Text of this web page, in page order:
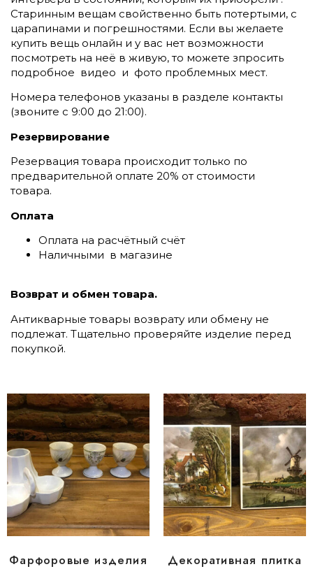
Старинным вещам свойственно быть потертыми, с
царапинами и погрешностями. Если вы желаете
купить вещь онлайн и у вас нет возможности
посмотреть на неё в живую, то можете зпросить
подробное видео и фото проблемных мест.
Номера телефонов указаны в разделе контакты
(звоните c 9:00 до 21:00).
Резервирование
Резервация товара происходит только по
предварительной оплате 20% от стоимости
товара.
Оплата
Оплата на расчётный счёт
Наличными в магазине
Возврат и обмен товара.
Антикварные товары возврату или обмену не
подлежат. Тщательно проверяйте изделие перед
покупкой.
Фарфоровые изделия
Декоративная плитка